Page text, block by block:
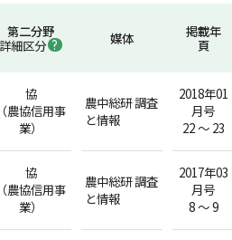
第二分野
詳細区分
媒体
掲載年
頁
協
（農協信用事
業）
農中総研 調査
と情報
2018年01
月号
22 ～ 23
協
（農協信用事
業）
農中総研 調査
と情報
2017年03
月号
8 ～ 9